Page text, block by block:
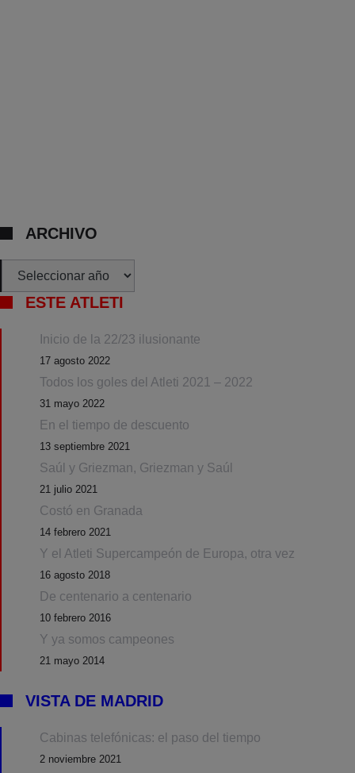
ARCHIVO
Archivos
ESTE ATLETI
Inicio de la 22/23 ilusionante
17 agosto 2022
Todos los goles del Atleti 2021 – 2022
31 mayo 2022
En el tiempo de descuento
13 septiembre 2021
Saúl y Griezman, Griezman y Saúl
21 julio 2021
Costó en Granada
14 febrero 2021
Y el Atleti Supercampeón de Europa, otra vez
16 agosto 2018
De centenario a centenario
10 febrero 2016
Y ya somos campeones
21 mayo 2014
VISTA DE MADRID
Cabinas telefónicas: el paso del tiempo
2 noviembre 2021